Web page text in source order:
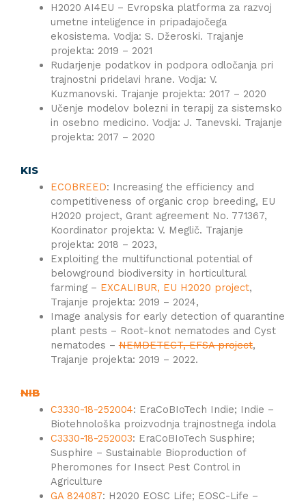
H2020 AI4EU – Evropska platforma za razvoj
umetne inteligence in pripadajočega
ekosistema. Vodja: S. Džeroski. Trajanje
projekta: 2019 – 2021
Rudarjenje podatkov in podpora odločanja pri
trajnostni pridelavi hrane. Vodja: V.
Kuzmanovski. Trajanje projekta: 2017 – 2020
Učenje modelov bolezni in terapij za sistemsko
in osebno medicino. Vodja: J. Tanevski. Trajanje
projekta: 2017 – 2020
KIS
ECOBREED: Increasing the efficiency and
competitiveness of organic crop breeding, EU
H2020 project, Grant agreement No. 771367,
Koordinator projekta: V. Meglič. Trajanje
projekta: 2018 – 2023,
Exploiting the multifunctional potential of
belowground biodiversity in horticultural
farming – EXCALIBUR, EU H2020 project,
Trajanje projekta: 2019 – 2024,
Image analysis for early detection of quarantine
plant pests – Root-knot nematodes and Cyst
nematodes –NEMDETECT, EFSA project,
Trajanje projekta: 2019 – 2022.
NIB
C3330-18-252004: EraCoBIoTech Indie; Indie –
Biotehnološka proizvodnja trajnostnega indola
C3330-18-252003: EraCoBIoTech Susphire;
Susphire – Sustainable Bioproduction of
Pheromones for Insect Pest Control in
Agriculture
GA 824087: H2020 EOSC Life; EOSC-Life –